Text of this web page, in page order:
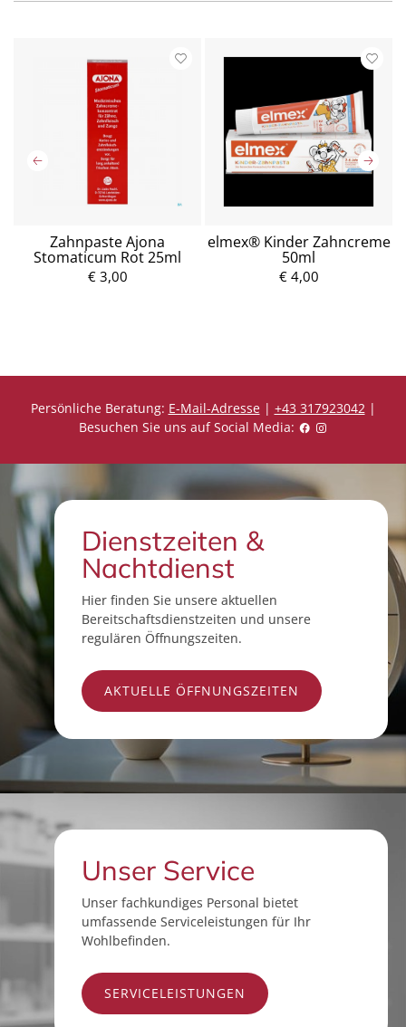
Zahnpaste Ajona
Stomaticum Rot 25ml
€ 3,00
elmex® Kinder Zahncreme
50ml
€ 4,00
Persönliche Beratung: E-Mail-Adresse| +43 317923042|
Besuchen Sie uns auf Social Media:
Dienstzeiten &
Nachtdienst
Hier finden Sie unsere aktuellen
Bereitschaftsdienstzeiten und unsere
regulären Öffnungszeiten.
AKTUELLE ÖFFNUNGSZEITEN
Unser Service
Unser fachkundiges Personal bietet
umfassende Serviceleistungen für Ihr
Wohlbefinden.
SERVICELEISTUNGEN